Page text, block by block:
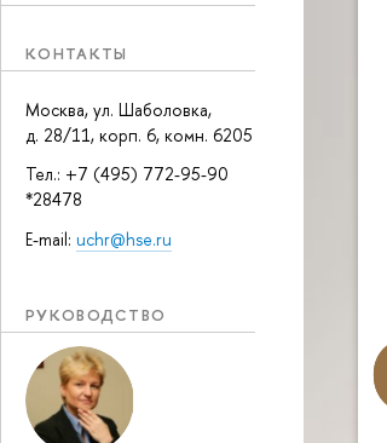
КОНТАКТЫ
Москва, ул. Шаболовка,
д. 28/11, корп. 6, комн. 6205
Тел.: +7 (495) 772-95-90
*28478
E-mail: uchr@hse.ru
РУКОВОДСТВО